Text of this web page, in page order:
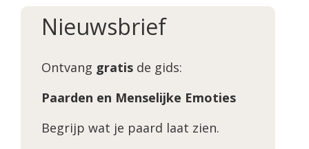
Nieuwsbrief
Ontvang gratis de gids:
Paarden en Menselijke Emoties
Begrijp wat je paard laat zien.